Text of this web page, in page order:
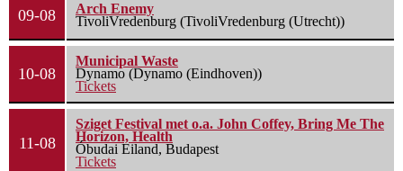
09-08
Arch Enemy
TivoliVredenburg (TivoliVredenburg (Utrecht))
10-08
Municipal Waste
Dynamo (Dynamo (Eindhoven))
Tickets
11-08
Sziget Festival met o.a. John Coffey, Bring Me The
Horizon, Health
Óbudai Eiland, Budapest
Tickets